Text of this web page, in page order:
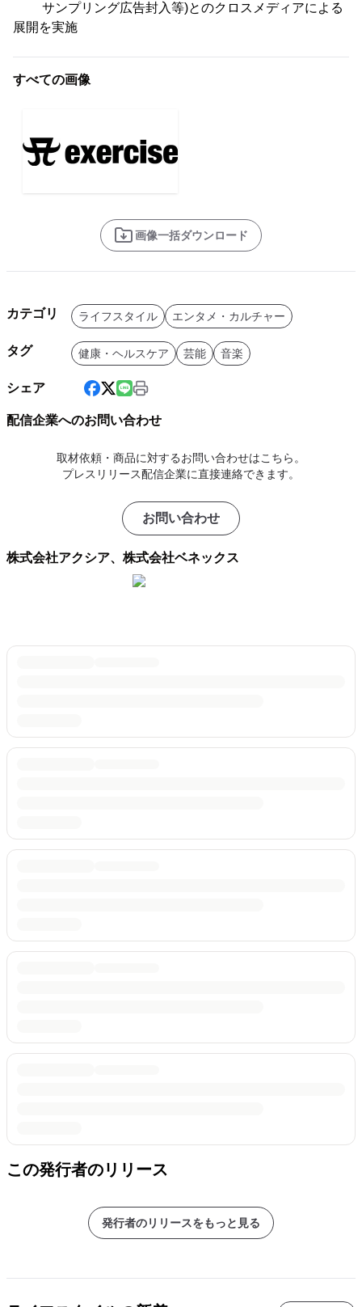
サンプリング広告封入等)とのクロスメディアによる
展開を実施
すべての画像
画像一括ダウンロード
カテゴリ ライフスタイル エンタメ・カルチャー
タグ 健康・ヘルスケア 芸能 音楽
シェア
配信企業へのお問い合わせ
取材依頼・商品に対するお問い合わせはこちら。
プレスリリース配信企業に直接連絡できます。
お問い合わせ
株式会社アクシア、株式会社ベネックス
この発行者のリリース
発行者のリリースをもっと見る